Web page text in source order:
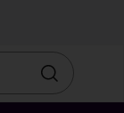
Otsin